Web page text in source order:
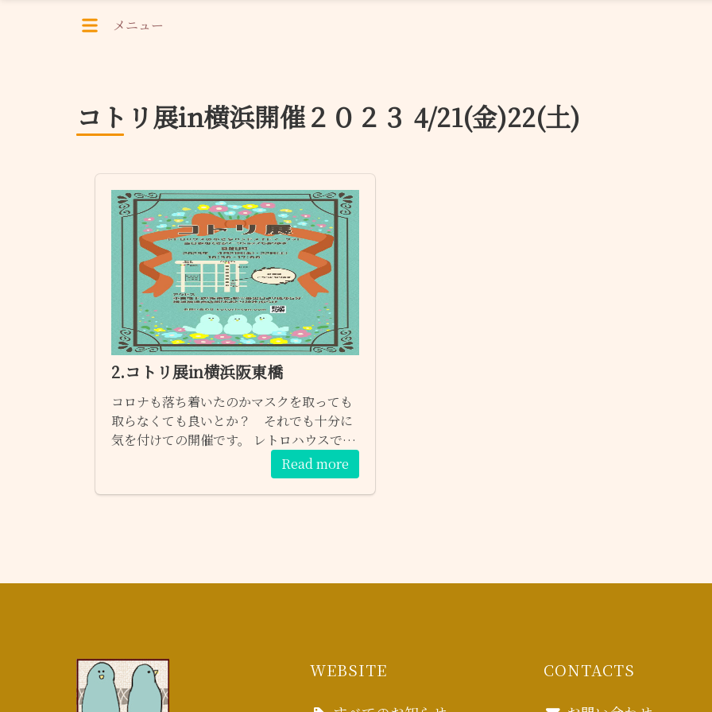
メニュー
コトリ展in横浜開催２０２３ 4/21(金)22(土)
2.コトリ展in横浜阪東橋
コロナ も落ち着いたのかマスクを取っても
取らなくても良いとか？ それでも 十分に
気を付けての開催です。 レトロハウスで
made in コトリ展の品物や人とのふれあい
楽しんで頂けたらと思っています。 ぜひ 遊
びに来てください～♪
Read more
WEBSITE CONTACTS